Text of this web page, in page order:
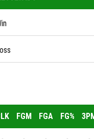
FGM FGA FG%